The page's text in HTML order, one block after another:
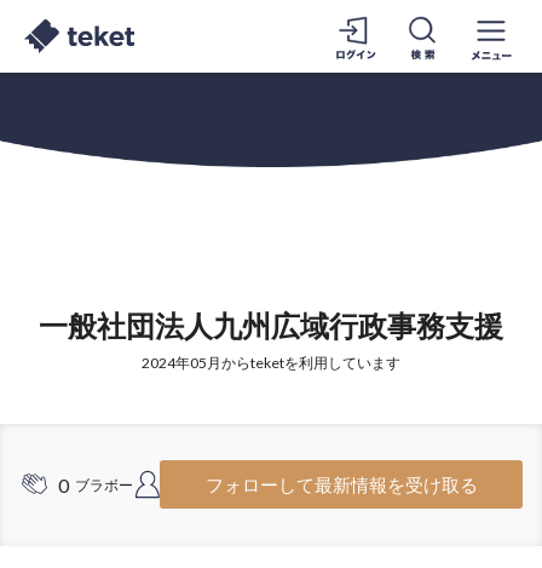
一般社団法人九州広域行政事務支援
2024年05月からteketを利用しています
0 ブラボー フォロワー
フォローして最新情報を受け取る